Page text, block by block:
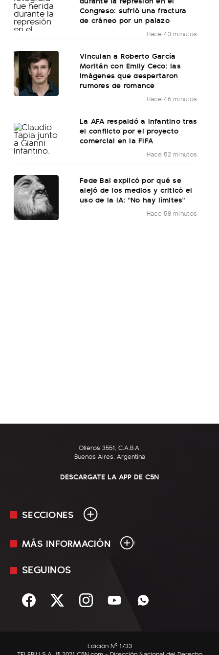
Congreso: sufrió una fractura
de cráneo por un palazo
Hace 43 minutos
Vinculan a Roberto García
Moritán con Emily Ceco: las
imágenes que despertaron
rumores de romance
Hace 46 minutos
La AFA respaldó a Infantino tras
el conflicto por el proyecto
comercial en la FIFA
Hace 52 minutos
Fede Bal explicó por qué se
alejó de los medios y criticó el
uso de la IA: "No hay límites"
Hace 58 minutos
Olleros 3551, C.A.B.A.
Buenos Aires, Argentina
DESCARGATE LA APP DE C5N
SECCIONES
En Vivo
Sociedad
C5N Autos
MÁS INFORMACIÓN
Mediakit
Términos y condiciones
SEGUINOS
Edición Nº 1733